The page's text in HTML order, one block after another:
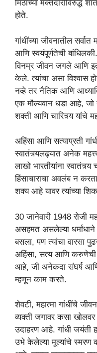
मिठाच्या मक्तेदारीविरुद्ध
होते.
गांधींच्या जीवनातील सर्वात
आणि स्वयंपूर्णतेची
विनम्र जीवन जगले आणि
केले. त्यांचा असा विश्वास
नव्हे तर नैतिक आणि
एक मौल्यवान धडा आहे, जो
शक्ती आणि चारित्र्य यांचे
अहिंसा आणि सत्याप्रती
स्वातंत्र्यलढ्यात अनेक
लाखो भारतीयांना
हिंसाचाराचा अवलंब न
शक्य आहे यावर त्यांच्या
30 जानेवारी 1948 रोजी
असहमत असलेल्या धर्मांधाने
बसला, पण त्यांचा वारसा
अहिंसा, सत्य आणि करुणेची
आहे, जी अनेकदा संघर्ष
म्हणून काम करते.
शेवटी, महात्मा गांधींचे
व्यक्ती जगावर कसा
उदाहरण आहे. गांधी जयंती
उभे केलेल्या मूल्यांचे स्मरण